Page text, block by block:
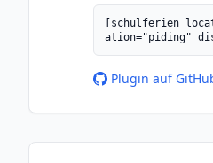
[schulferien
ation="piding"
Plugin auf